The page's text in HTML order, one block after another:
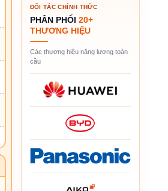
ĐỐI TÁC CHÍNH THỨC
PHÂN PHỐI 20+
THƯƠNG HIỆU
Các thương hiệu năng lượng toàn
cầu